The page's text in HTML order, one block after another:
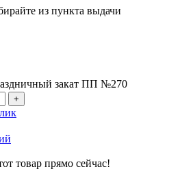
из пункта выдачи
закат ПП №270
товар прямо сейчас!